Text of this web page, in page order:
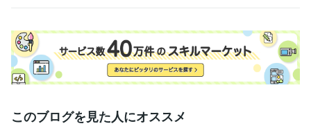
ガス溶接技能者 取得年 : 1980年
得意分野
学習指導・資格・キャリア相談 オートバイの整備
学歴
このブログを見た人にオススメ